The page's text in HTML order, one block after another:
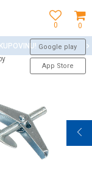
0
0
Google play
App Store